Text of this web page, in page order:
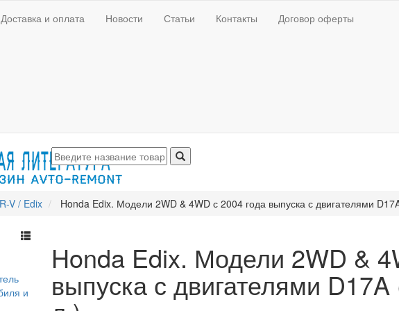
Доставка и оплата Новости Статьи Контакты Договор оферты
V / Edix Honda Edix. Модели 2WD & 4WD с 2004 года выпуска с двигателями
и
Honda Edix. Модели 2WD &
выпуска с двигателями